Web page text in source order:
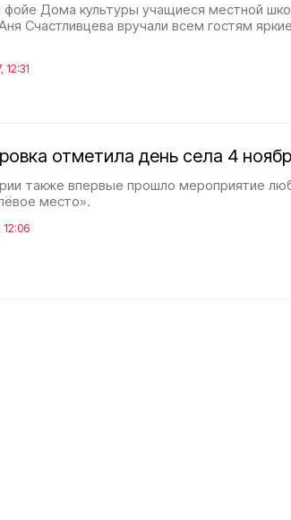
фойе Дома культуры учащиеся местной
Счастливцева вручали всем гостям
12:31
отметила день села 4
также впервые прошло мероприятие
место».
12:06